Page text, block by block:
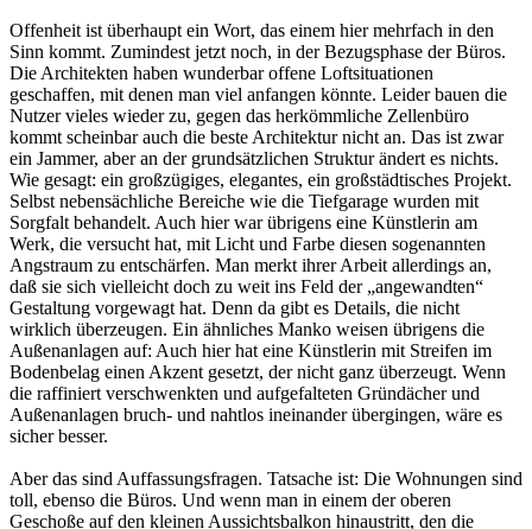
Offenheit ist überhaupt ein Wort, das einem hier mehrfach in den
Sinn kommt. Zumindest jetzt noch, in der Bezugsphase der Büros.
Die Architekten haben wunderbar offene Loftsituationen
geschaffen, mit denen man viel anfangen könnte. Leider bauen die
Nutzer vieles wieder zu, gegen das herkömmliche Zellenbüro
kommt scheinbar auch die beste Architektur nicht an. Das ist zwar
ein Jammer, aber an der grundsätzlichen Struktur ändert es nichts.
Wie gesagt: ein großzügiges, elegantes, ein großstädtisches Projekt.
Selbst nebensächliche Bereiche wie die Tiefgarage wurden mit
Sorgfalt behandelt. Auch hier war übrigens eine Künstlerin am
Werk, die versucht hat, mit Licht und Farbe diesen sogenannten
Angstraum zu entschärfen. Man merkt ihrer Arbeit allerdings an,
daß sie sich vielleicht doch zu weit ins Feld der „angewandten“
Gestaltung vorgewagt hat. Denn da gibt es Details, die nicht
wirklich überzeugen. Ein ähnliches Manko weisen übrigens die
Außenanlagen auf: Auch hier hat eine Künstlerin mit Streifen im
Bodenbelag einen Akzent gesetzt, der nicht ganz überzeugt. Wenn
die raffiniert verschwenkten und aufgefalteten Gründächer und
Außenanlagen bruch- und nahtlos ineinander übergingen, wäre es
sicher besser.
Aber das sind Auffassungsfragen. Tatsache ist: Die Wohnungen sind
toll, ebenso die Büros. Und wenn man in einem der oberen
Geschoße auf den kleinen Aussichtsbalkon hinaustritt, den die